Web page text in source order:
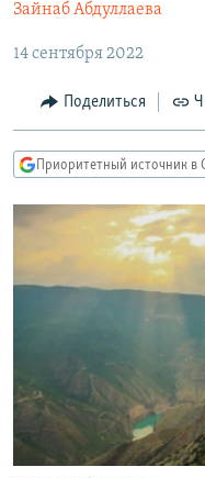
Вернутся
навигации
Вернутся
поиску
МНЕНИЯ
КУЛЬТУРА
IDEL.РЕАЛИИ
СЕВЕР.РЕАЛИИ
СИБИРЬ.РЕАЛИИ
РАСПИСАНИЕ
ПОДПИШИТЕСЬ НА
Зайнаб Абдуллаева
14 сентября 2022
Поделиться
Приоритетный источник в